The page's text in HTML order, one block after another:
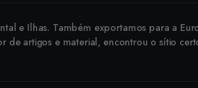
e Ilhas. Também exportamos para a
artigos e material, encontrou o sítio